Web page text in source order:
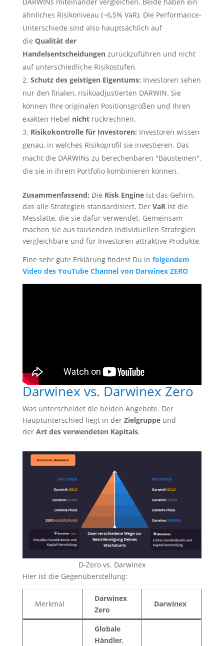
ähnliches Risikoniveau (~6,5% VaR). Die Performance-
Unterschiede sind also hauptsächlich auf
die Qualität der
Handelsentscheidungenzurückzuführen und nicht
auf unterschiedliche Risikostufen.
Schutz des geistigen Eigentums: Investoren sehen
nur den finalen, risikoadjustierten DARWIN. Sie
können Ihre originalen Positionsgrößen und Ihren
exakten Hebel nichtrückrechnen.
Risikokontrolle für Investoren: Investoren wissen
genau, in welches Risikoprofil sie investieren. Das
macht die DARWINs zu berechenbaren "Bausteinen",
die sie in ihrem Portfolio kombinieren können.
Zusammenfassend: Die Risk Engineist das Gehirn,
das alle Strategien standardisiert. Der VaRist die
Messlatte, die sie dafür verwendet. Gemeinsam
machen sie aus tausenden individuellen Strategien
vergleichbare und für Investoren attraktive Produkte.
Eine sehr gute Erklärung findest Du in folgendem
Video des YouTube Channel von Darwinex ZERO
Darwinex vs. Darwinex Zero
Was unterscheidet die beiden Angebote. Der
Hauptunterschied liegt in der Zielgruppeund
der Art des verwendeten Kapitals.
D-Zero vs. Darwinex
Hier ist die Gegenüberstellung:
Merkmal
Darwinex
Zero
Darwinex
Globale
Händler,